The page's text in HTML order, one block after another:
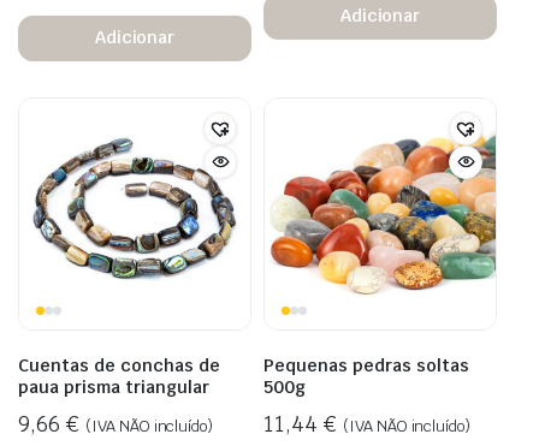
Adicionar
Adicionar
Cuentas de conchas de
paua prisma triangular
9,66 € (IVA NÃO incluído)
Pequenas pedras soltas
500g
11,44 € (IVA NÃO incluído)